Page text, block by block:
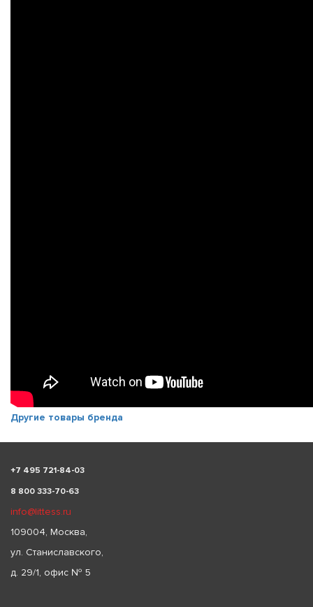
Другие товары бренда
+7 495 721-84-03
8 800 333-70-63
info@littess.ru
109004, Москва,
ул. Станиславского,
д. 29/1, офис № 5